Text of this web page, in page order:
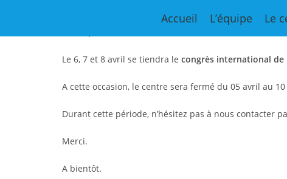
Accueil L’équipe Le
Fermeture du centre
Le 6, 7 et 8 avril se tiendra le congrès international de
A cette occasion, le centre sera fermé du 05 avril au
Durant cette période, n’hésitez pas à nous contacter
Merci.
A bientôt.